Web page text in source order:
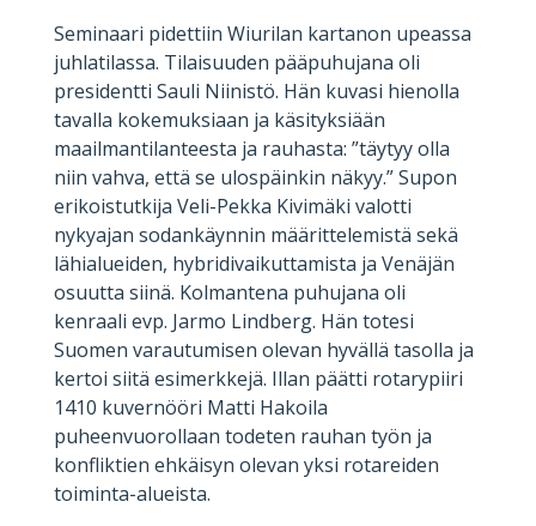
Seminaari pidettiin Wiurilan kartanon upeassa
juhlatilassa. Tilaisuuden pääpuhujana oli
presidentti Sauli Niinistö. Hän kuvasi hienolla
tavalla kokemuksiaan ja käsityksiään
maailmantilanteesta ja rauhasta: ”täytyy olla
niin vahva, että se ulospäinkin näkyy.” Supon
erikoistutkija Veli-Pekka Kivimäki valotti
nykyajan sodankäynnin määrittelemistä sekä
lähialueiden, hybridivaikuttamista ja Venäjän
osuutta siinä. Kolmantena puhujana oli
kenraali evp. Jarmo Lindberg. Hän totesi
Suomen varautumisen olevan hyvällä tasolla ja
kertoi siitä esimerkkejä. Illan päätti rotarypiiri
1410 kuvernööri Matti Hakoila
puheenvuorollaan todeten rauhan työn ja
konfliktien ehkäisyn olevan yksi rotareiden
toiminta-alueista.